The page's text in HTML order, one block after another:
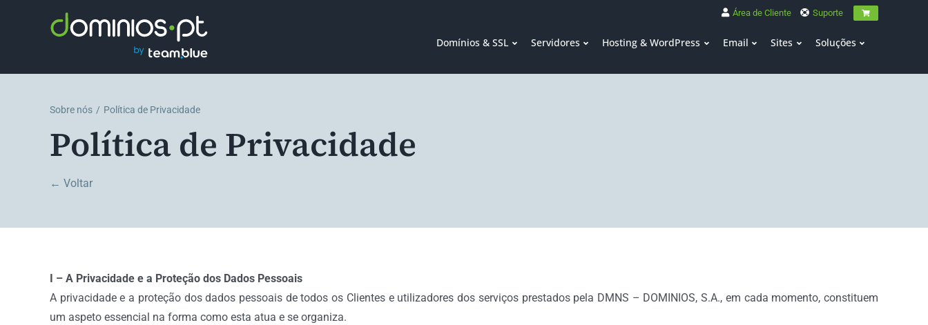
Área de Cliente Suporte
Domínios & SSL Servidores Hosting & WordPress Email Sites Soluções
Sobre nós Política de Privacidade
Política de Privacidade
← Voltar
I – A Privacidade e a Proteção dos Dados Pessoais
A privacidade e a proteção dos dados pessoais de todos os Clientes e utilizadores dos serviços prestados pela DMNS – DOMINIOS, S.A., em cada momento, constituem
um aspeto essencial na forma como esta atua e se organiza.